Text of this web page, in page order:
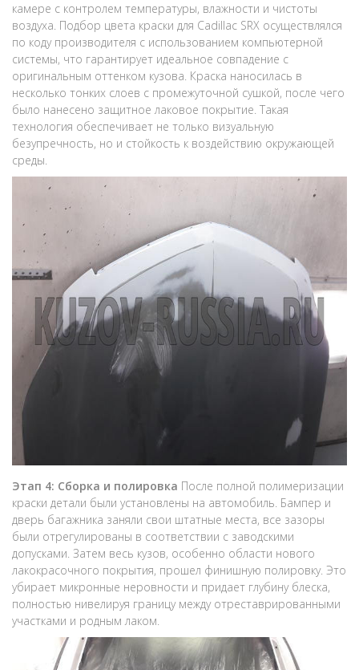
камере с контролем температуры, влажности и чистоты
воздуха. Подбор цвета краски для Cadillac SRX осуществлялся
по коду производителя с использованием компьютерной
системы, что гарантирует идеальное совпадение с
оригинальным оттенком кузова. Краска наносилась в
несколько тонких слоев с промежуточной сушкой, после чего
было нанесено защитное лаковое покрытие. Такая
технология обеспечивает не только визуальную
безупречность, но и стойкость к воздействию окружающей
среды.
Этап 4: Сборка и полировка После полной полимеризации
краски детали были установлены на автомобиль. Бампер и
дверь багажника заняли свои штатные места, все зазоры
были отрегулированы в соответствии с заводскими
допусками. Затем весь кузов, особенно области нового
лакокрасочного покрытия, прошел финишную полировку. Это
убирает микронные неровности и придает глубину блеска,
полностью нивелируя границу между отреставрированными
участками и родным лаком.